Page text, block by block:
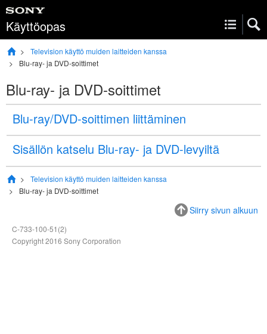
Käyttöopas
Television käyttö muiden laitteiden kanssa
Blu-ray- ja DVD-soittimet
Blu-ray- ja DVD-soittimet
Blu-ray/DVD-soittimen liittäminen
Sisällön katselu Blu-ray- ja DVD-levyiltä
Television käyttö muiden laitteiden kanssa
Blu-ray- ja DVD-soittimet
Siirry sivun alkuun
C-733-100-51(2)
Copyright 2016 Sony Corporation